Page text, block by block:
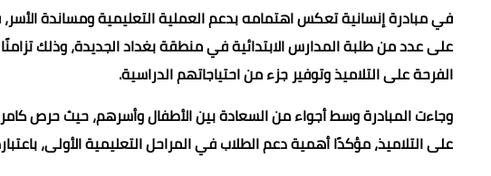
في مبادرة إنسانية تعكس اهتمامه بدعم العملية التعليمية ومساندة
على عدد من طلبة المدارس الابتدائية في منطقة بغداد الجديدة، وذلك
الفرحة على التلاميذ وتوفير جزء من احتياجاتهم الدراسية.
وجاءت المبادرة وسط أجواء من السعادة بين الأطفال وأسرهم، حيث حرص
على التلاميذ، مؤكدًا أهمية دعم الطلاب في المراحل التعليمية الأولى،